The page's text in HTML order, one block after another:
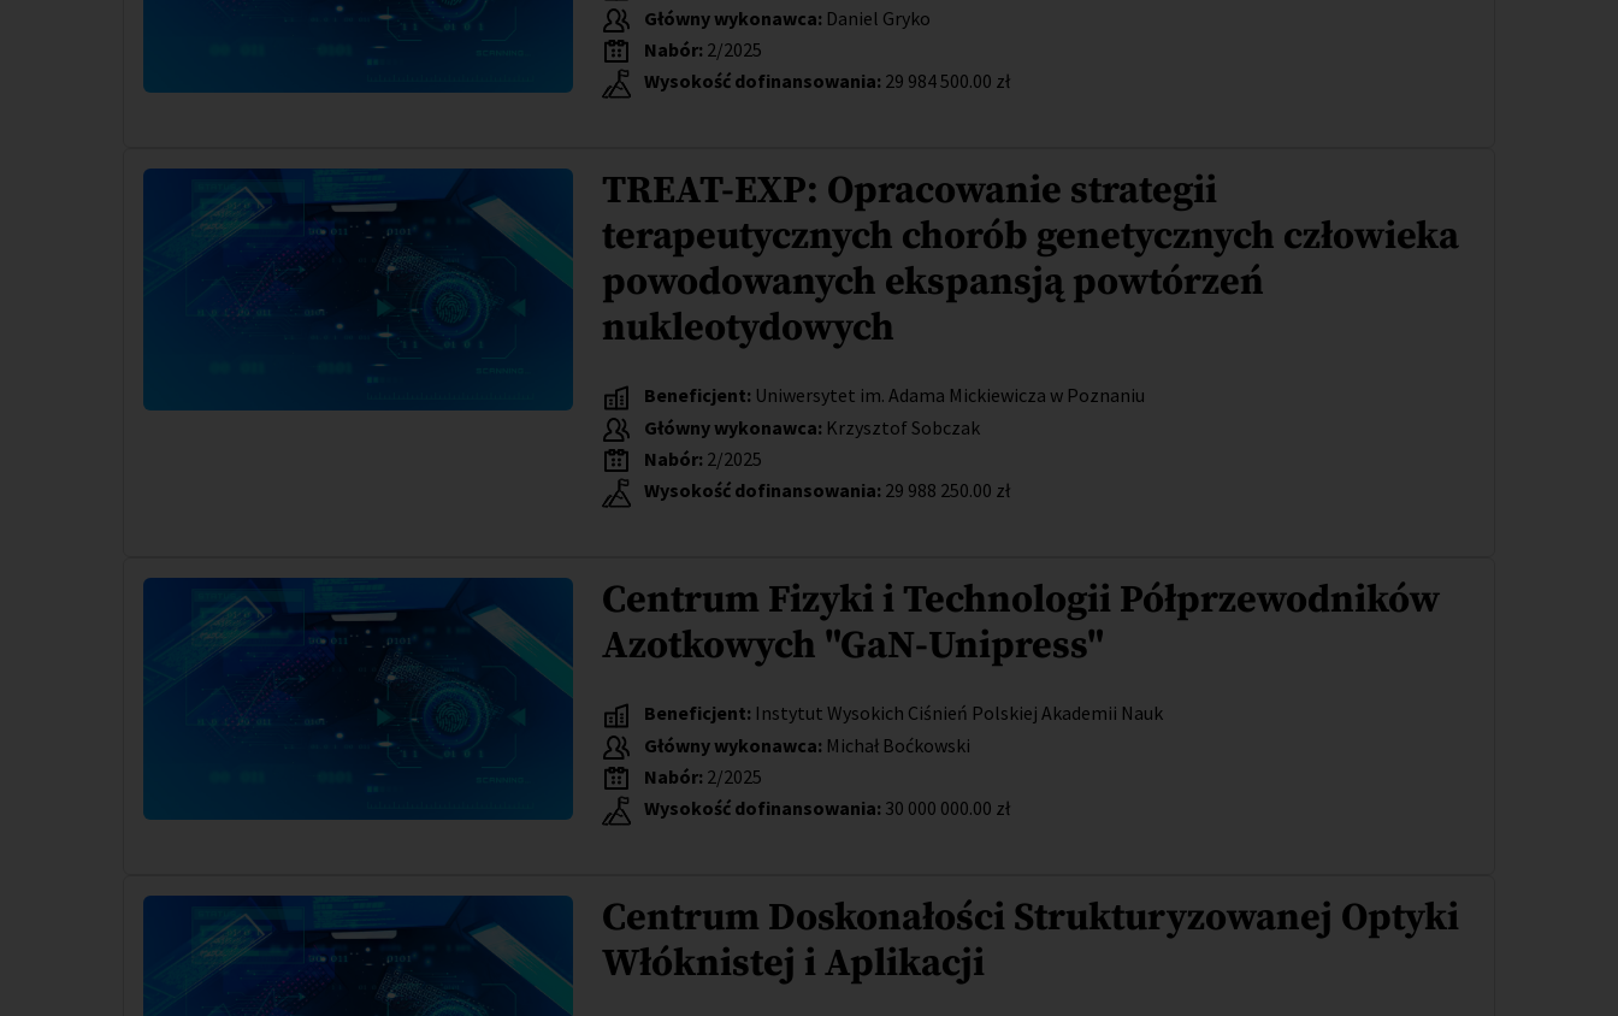
Główny wykonawca: Daniel Gryko
Nabór: 2/2025
Wysokość dofinansowania: 29 984 500.00 zł
TREAT-EXP: Opracowanie strategii
terapeutycznych chorób genetycznych człowieka
powodowanych ekspansją powtórzeń
nukleotydowych
Beneficjent: Uniwersytet im. Adama Mickiewicza w Poznaniu
Główny wykonawca: Krzysztof Sobczak
Nabór: 2/2025
Wysokość dofinansowania: 29 988 250.00 zł
Centrum Fizyki i Technologii Półprzewodników
Azotkowych "GaN-Unipress"
Beneficjent: Instytut Wysokich Ciśnień Polskiej Akademii Nauk
Główny wykonawca: Michał Boćkowski
Nabór: 2/2025
Wysokość dofinansowania: 30 000 000.00 zł
Centrum Doskonałości Strukturyzowanej Optyki
Włóknistej i Aplikacji